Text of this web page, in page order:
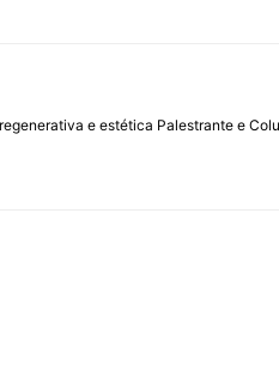
e estética Palestrante e